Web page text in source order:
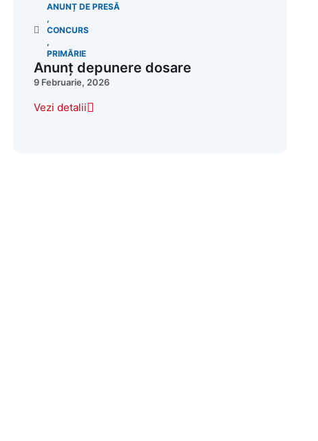
ANUNȚ DE PRESĂ
,
CONCURS
,
PRIMĂRIE
Anunț depunere dosare
9 Februarie, 2026
Vezi detalii